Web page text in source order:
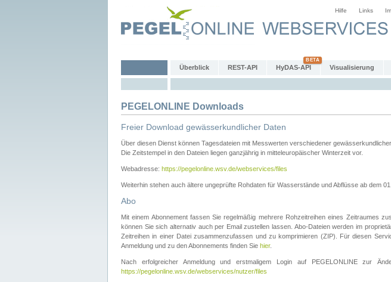
Hilfe Links
Überblick REST-API HyDAS-API Visualisierung
PEGELONLINE Downloads
Freier Download gewässerkundlicher Daten
Über diesen Dienst können Tagesdateien mit Messwerten verschiedener
Die Zeitstempel in den Dateien liegen ganzjährig in mitteleuropäischer Winterzeit vor.
Webadresse: https://pegelonline.wsv.de/webservices/files
Weiterhin stehen auch ältere ungeprüfte Rohdaten für Wasserstände und Abflüsse ab dem
Abo
Mit einem Abonnement fassen Sie regelmäßig mehrere Rohzeitreihen eines Zeitraumes
können Sie sich alternativ auch per Email zustellen lassen. Abo-Dateien werden im
Zeitreihen in einer Datei zusammenzufassen und zu komprimieren (ZIP). Für diesen
Anmeldung und zu den Abonnements finden Sie hier.
Nach erfolgreicher Anmeldung und erstmaligem Login auf PEGELONLINE zur
https://pegelonline.wsv.de/webservices/nutzer/files